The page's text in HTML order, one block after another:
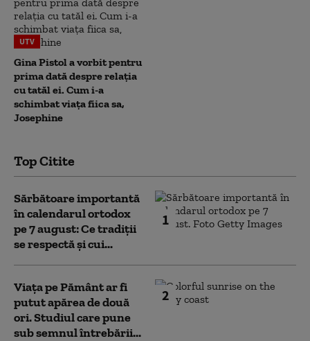
UTV
Gina Pistol a vorbit pentru
prima dată despre relația
cu tatăl ei. Cum i-a
schimbat viața fiica sa,
Josephine
Top Citite
1
Sărbătoare importantă
în calendarul ortodox
pe 7 august: Ce tradiții
se respectă și cui...
2
Viața pe Pământ ar fi
putut apărea de două
ori. Studiul care pune
sub semnul întrebării...